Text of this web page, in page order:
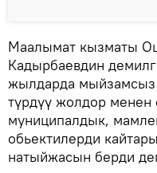
Маалымат кызматы
Кадырбаевдин
жылдарда
түрдүү жолдор менен
муниципалдык,
обьектилерди
натыйжасын берди